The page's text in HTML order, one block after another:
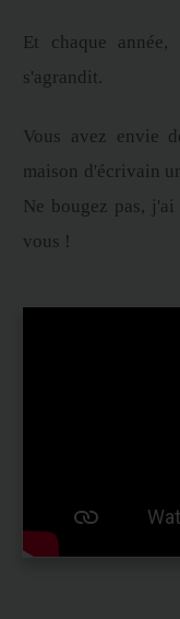
Et chaque
s'agrandit.
Vous avez envie
maison d'écrivain
Ne bougez pas,
vous !